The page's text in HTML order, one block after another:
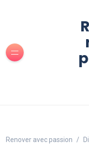
Renover avec passion